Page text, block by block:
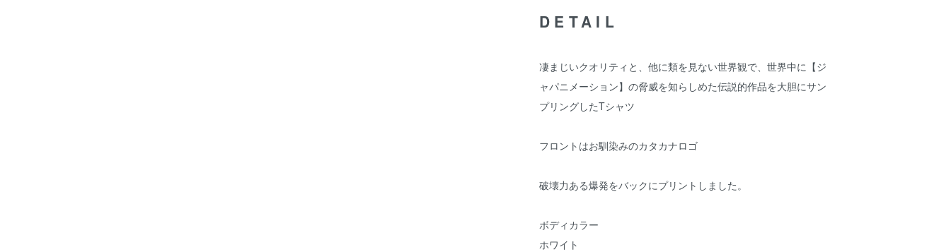
DETAIL
凄まじいクオリティと、他に類を見ない世界観で、世界中に【ジ
ャパニメーション】の脅威を知らしめた伝説的作品を大胆にサン
プリングしたTシャツ
フロントはお馴染みのカタカナロゴ
破壊力ある爆発をバックにプリントしました。
ボディカラー
ホワイト